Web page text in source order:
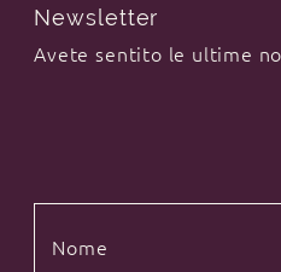
Newsletter
Avete sentito le ultime